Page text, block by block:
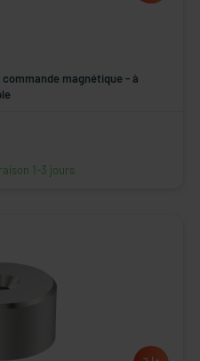
magnétique - à
1-3 jours